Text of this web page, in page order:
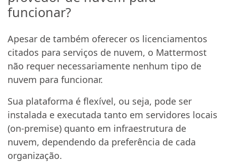
funcionar?
Apesar de também oferecer os licenciamentos
citados para serviços de nuvem, o Mattermost
não requer necessariamente nenhum tipo de
nuvem para funcionar.
Sua plataforma é flexível, ou seja, pode ser
instalada e executada tanto em servidores locais
(on-premise) quanto em infraestrutura de
nuvem, dependendo da preferência de cada
organização.